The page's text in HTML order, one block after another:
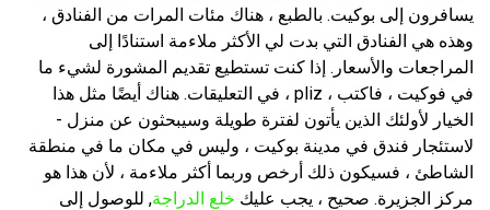
يسافرون إلى بوكيت. بالطبع ، هناك مئات المرات من الفنادق ،
وهذه هي الفنادق التي بدت لي الأكثر ملاءمة استنادًا إلى
المراجعات والأسعار. إذا كنت تستطيع تقديم المشورة لشيء ما
في فوكيت ، فاكتب ، pliz ، في التعليقات. هناك أيضًا مثل هذا
الخيار لأولئك الذين يأتون لفترة طويلة وسيبحثون عن منزل -
لاستئجار فندق في مدينة بوكيت ، وليس في مكان ما في منطقة
الشاطئ ، فسيكون ذلك أرخص وربما أكثر ملاءمة ، لأن هذا هو
مركز الجزيرة. صحيح ، يجب عليك خلع الدراجة, للوصول إلى